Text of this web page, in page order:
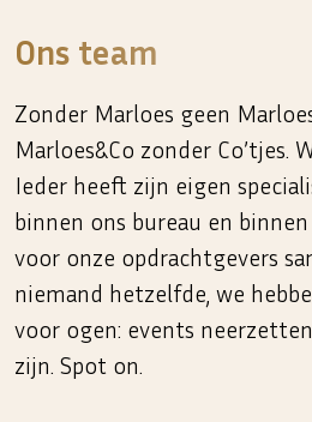
Ons team
Zonder Marloes geen
Marloes&Co zonder Co’tjes.
Ieder heeft zijn eigen
binnen ons bureau en
voor onze opdrachtgevers
niemand hetzelfde, we
voor ogen: events
zijn. Spot on.